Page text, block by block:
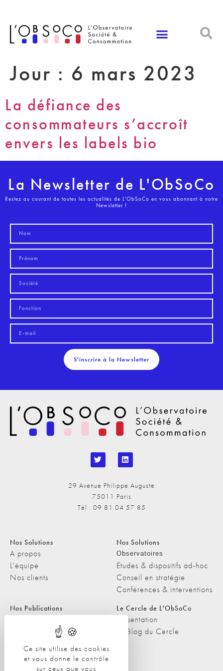
Ce site utilise des cookies
et vous donne le contrôle
sur ceux que vous
Jour : 6 mars 2023
La défiance des
consommateurs s’accroît
envers les labels bio
La Newsletter de L'ObSoCo
Restez au courant de toutes les actualités de L'ObSoCo en vous abonnant à notre
Newsletter !
S'inscrire à la Newsletter
29 Avenue Philippe Auguste
75011 Paris
Tél : 09 81 04 57 85
Nos Solutions
A propos
L'équipe
Nos clients
Nos Solutions
Observatoires
Etudes & dispositifs ad-hoc
Conseil en stratégie
Conférences & interventions
Nos Publications
Les Podcasts de L'ObSoCo
L'ObSoCo dans les médias
Le Cercle de L'ObSoCo
Présentation
Le Blog du Cercle
Contacts